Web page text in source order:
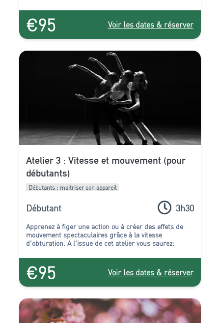
€95 Voir les dates & réserver
Atelier 3 : Vitesse et mouvement (pour
débutants)
Débutants : maitriser son appareil
Débutant 3h30
Apprenez à figer une action ou à créer des effets de
mouvement spectaculaires grâce à la vitesse
d'obturation. A l'issue de cet atelier vous saurez:
€95 Voir les dates & réserver